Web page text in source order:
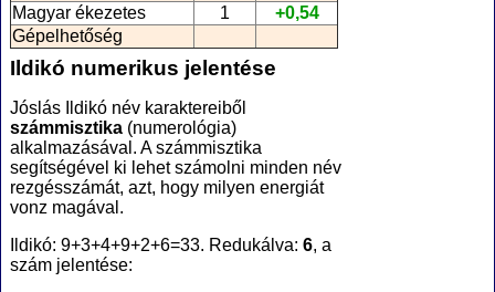
Magyar ékezetes
1
+0,54
Gépelhetőség
Ildikó numerikus jelentése
Jóslás Ildikó név karaktereiből
számmisztika (numerológia)
alkalmazásával. A számmisztika
segítségével ki lehet számolni minden név
rezgésszámát, azt, hogy milyen energiát
vonz magával.
Ildikó: 9+3+4+9+2+6=33. Redukálva: 6, a
szám jelentése: